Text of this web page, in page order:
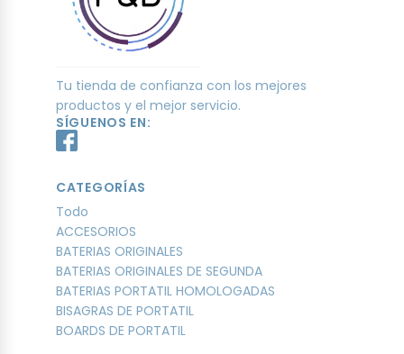
Tu tienda de confianza con los mejores
productos y el mejor servicio.
SÍGUENOS EN:
CATEGORÍAS
Todo
ACCESORIOS
BATERIAS ORIGINALES
BATERIAS ORIGINALES DE SEGUNDA
BATERIAS PORTATIL HOMOLOGADAS
BISAGRAS DE PORTATIL
BOARDS DE PORTATIL